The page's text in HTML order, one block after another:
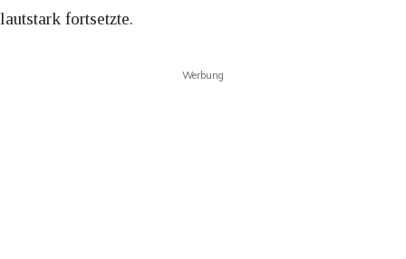
lautstark fortsetzte.
Werbung